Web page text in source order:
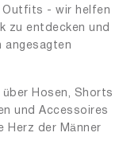
Outfits - wir helfen
zu entdecken und
angesagten
über Hosen, Shorts
und Accessoires
Herz der Männer